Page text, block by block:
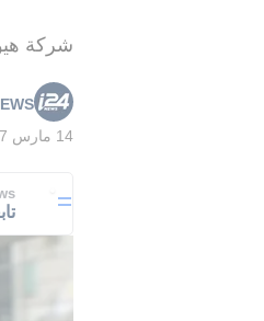
شركة
14 مارس 2017 12:47 م